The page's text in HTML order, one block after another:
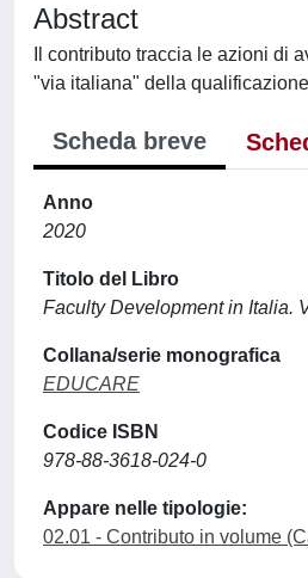
Abstract
Il contributo traccia le azioni di
"via italiana" della
Scheda breve
Anno
2020
Titolo del Libro
Faculty Development in Italia.
Collana/serie monografica
EDUCARE
Codice ISBN
978-88-3618-024-0
Appare nelle tipologie:
02.01 - Contributo in volume